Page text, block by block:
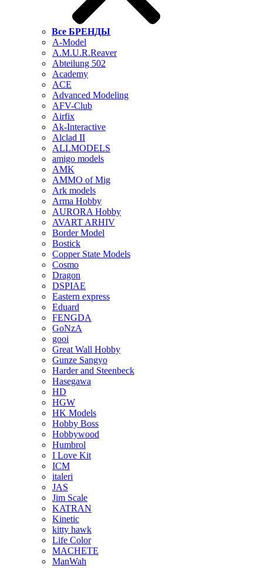
Все БРЕНДЫ
A-Model
A.M.U.R.Reaver
Abteilung 502
Academy
ACE
Advanced Modeling
AFV-Club
Airfix
Ak-Interactive
Alclad II
ALLMODELS
amigo models
AMK
AMMO of Mig
Ark models
Arma Hobby
AURORA Hobby
AVART ARHIV
Border Model
Bostick
Copper State Models
Cosmo
Dragon
DSPIAE
Eastern express
Eduard
FENGDA
GoNzA
gooi
Great Wall Hobby
Gunze Sangyo
Harder and Steenbeck
Hasegawa
HD
HGW
HK Models
Hobby Boss
Hobbywood
Humbrol
I Love Kit
ICM
italeri
JAS
Jim Scale
KATRAN
Kinetic
kitty hawk
Life Color
MACHETE
ManWah